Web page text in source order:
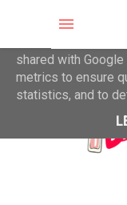
This site uses
shared with
metrics to ensure
statistics, and to